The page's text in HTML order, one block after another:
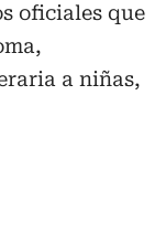
oficiales que
a niñas,